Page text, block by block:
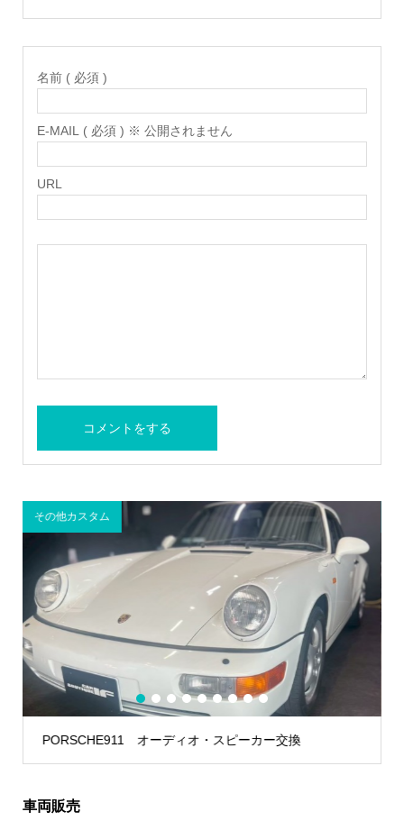
名前 ( 必須 )
E-MAIL ( 必須 ) ※ 公開されません
URL
PORSCHE911 オーディオ・スピーカー交換
その他カスタム
1 2 3 4 5 6 7 8 9
車両販売